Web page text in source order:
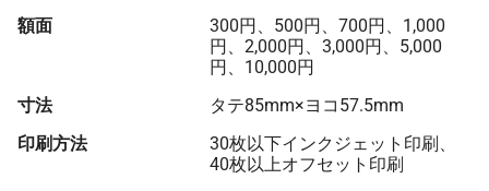
額面
300円、500円、700円、1,000
円、2,000円、3,000円、5,000
円、10,000円
寸法
タテ85mm×ヨコ57.5mm
印刷方法
30枚以下インクジェット印刷、
40枚以上オフセット印刷